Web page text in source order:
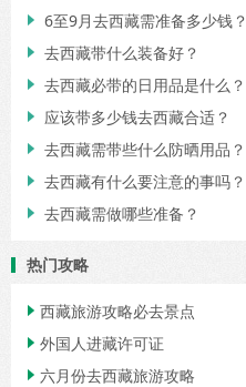
 6至9月去西藏需准备多少钱？
 去西藏带什么装备好？
 去西藏必带的日用品是什么？
 应该带多少钱去西藏合适？
 去西藏需带些什么防晒用品？
 去西藏有什么要注意的事吗？
 去西藏需做哪些准备？
热门攻略
 西藏旅游攻略必去景点
 外国人进藏许可证
 六月份去西藏旅游攻略